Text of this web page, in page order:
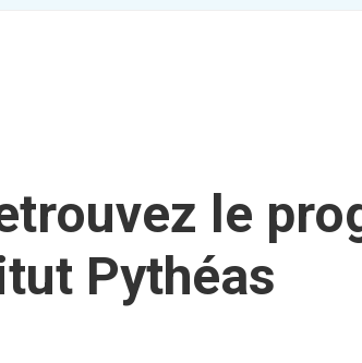
le
Pythéas